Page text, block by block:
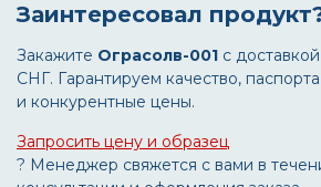
Заинтересовал
Закажите Ограсолв-001 с
СНГ. Гарантируем качество,
и конкурентные цены.
Запросить цену и образец
? Менеджер свяжется с вами в